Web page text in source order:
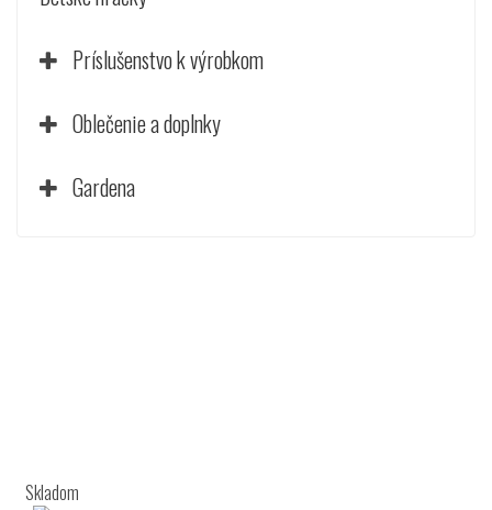
Príslušenstvo k výrobkom
Oblečenie a doplnky
Gardena
Skladom